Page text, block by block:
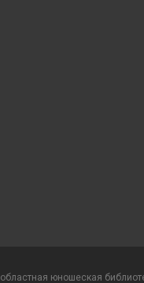
юношеская